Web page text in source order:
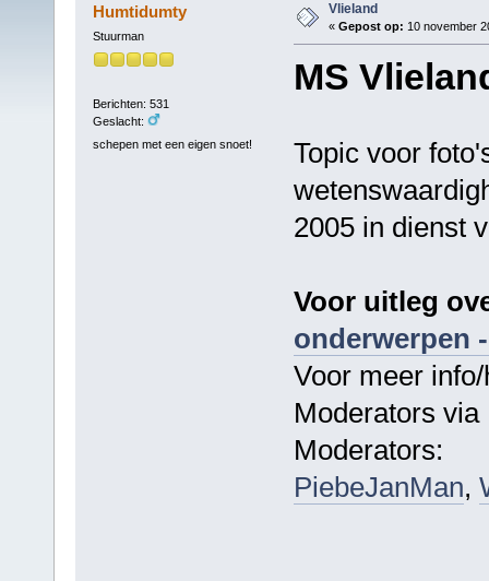
Humtidumty
Stuurman
Berichten: 531
Geslacht:
schepen met een eigen snoet!
Vlieland
« Gepost op: 10 november
MS
Topic voor
2005 in dienst
Voor uitleg
onderwerpen
Voor meer
Moderators
Moderators:
PiebeJanMan,